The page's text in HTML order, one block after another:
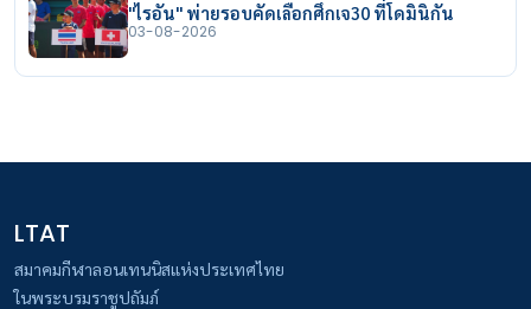
"ไรอัน" พ่ายรอบคัดเลือกศึกเจ30 ที่โดมินิกัน
03-08-2026
LTAT
สมาคมกีฬาลอนเทนนิสแห่งประเทศไทย
ในพระบรมราชูปถัมภ์